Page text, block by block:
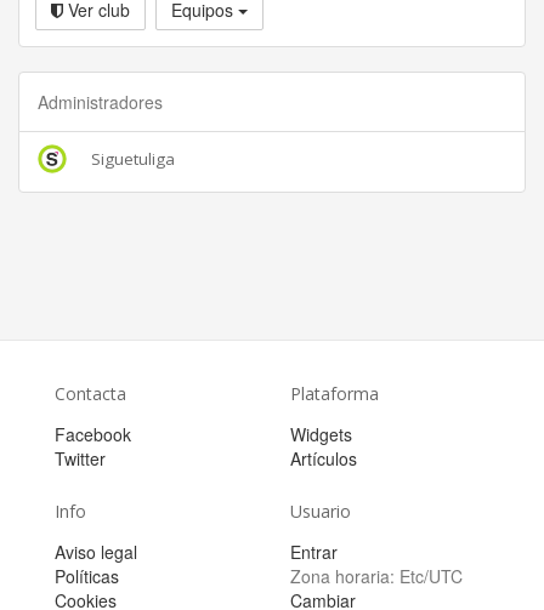
Ver club Equipos
Administradores
Siguetuliga
Contacta
Facebook
Twitter
Plataforma
Widgets
Artículos
Info
Aviso legal
Políticas
Cookies
Usuario
Entrar
Zona horaria: Etc/UTC
Cambiar